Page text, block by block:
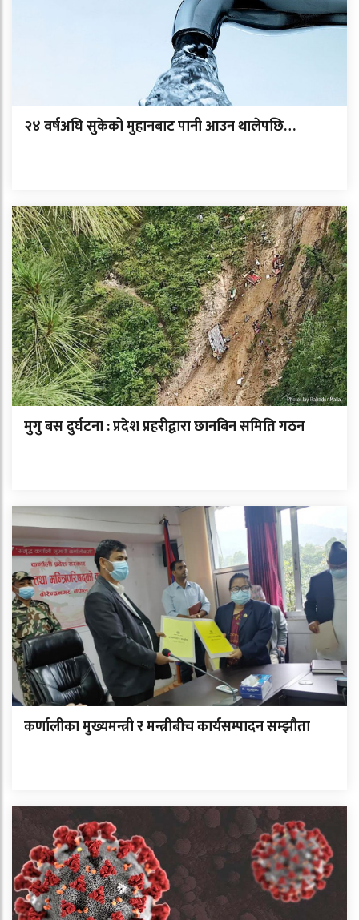
२४ वर्षअघि सुकेको मुहानबाट पानी आउन थालेपछि…
मुगु बस दुर्घटना : प्रदेश प्रहरीद्वारा छानबिन समिति गठन
कर्णालीका मुख्यमन्त्री र मन्त्रीबीच कार्यसम्पादन सम्झौता